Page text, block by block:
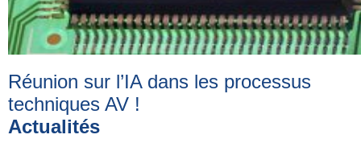
Réunion sur l’IA dans les processus
techniques AV !
Actualités